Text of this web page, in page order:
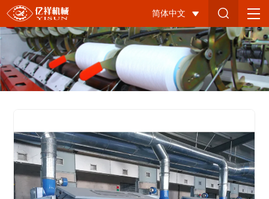
FA231A-
3
简体中文